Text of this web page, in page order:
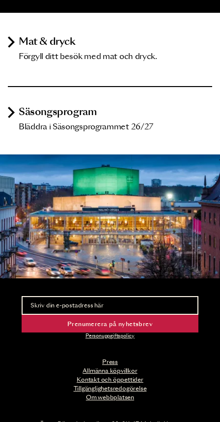
Mat & dryck
Förgyll ditt besök med mat och dryck.
Säsongsprogram
Bläddra i Säsongsprogrammet 26/27
Press
Allmänna köpvillkor
Kontakt och öppettider
Tillgänglighetsredogörelse
Om webbplatsen
Nyhetsbrev
Ta del av förhandsinformation och biljettsläpp.
Prenumerera på nyhetsbrev
Personuppgiftspolicy